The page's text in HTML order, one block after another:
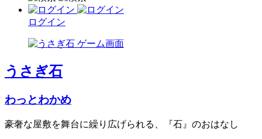
ログイン
うさぎ石
わっとわかめ
豪奢な屋敷を舞台に繰り広げられる、『石』のおはなし